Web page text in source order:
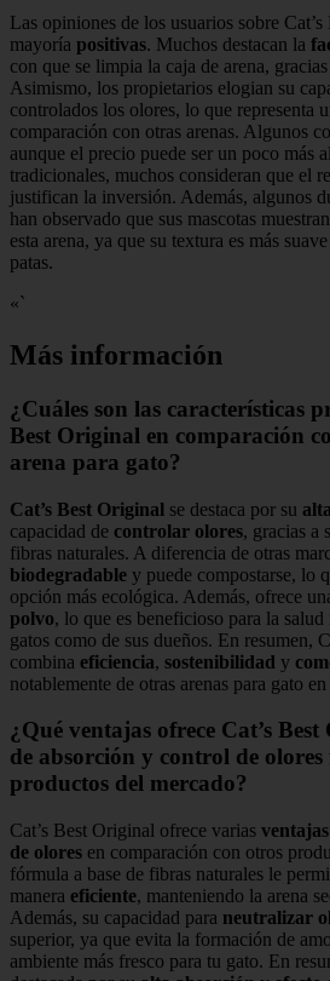
Las opiniones de los usuarios sobre
mayoría positivas. Muchos destacan la
con que se limpia la caja de arena,
Asimismo, los propietarios elogian su
controlados los olores, lo que representa
comparación con otras arenas. Algunos
aunque el precio puede ser un poco más
tradicionales, muchos consideran que el
justifican la inversión. Además, algunos
han observado que sus mascotas
esta arena, ya que su textura es más
patas.
«`
Más información
¿Cuáles son las características
Best Original en comparación
arena para gato?
Cat’s Best Original se destaca por su
capacidad de controlar olores, gracias a
fibras naturales. A diferencia de otras
biodegradable y puede compostarse, lo
opción más ecológica. Además, ofrece
polvo, lo que es beneficioso para la
gatos como de sus dueños. En resumen,
combina eficiencia, sostenibilidad y
notablemente de otras arenas para gato
¿Qué ventajas ofrece Cat’s
de absorción y control de
productos del mercado?
Cat’s Best Original ofrece varias
de olores en comparación con otros
fórmula a base de fibras naturales le
manera eficiente, manteniendo la arena
Además, su capacidad para neutralizar
superior, ya que evita la formación de
ambiente más fresco para tu gato. En